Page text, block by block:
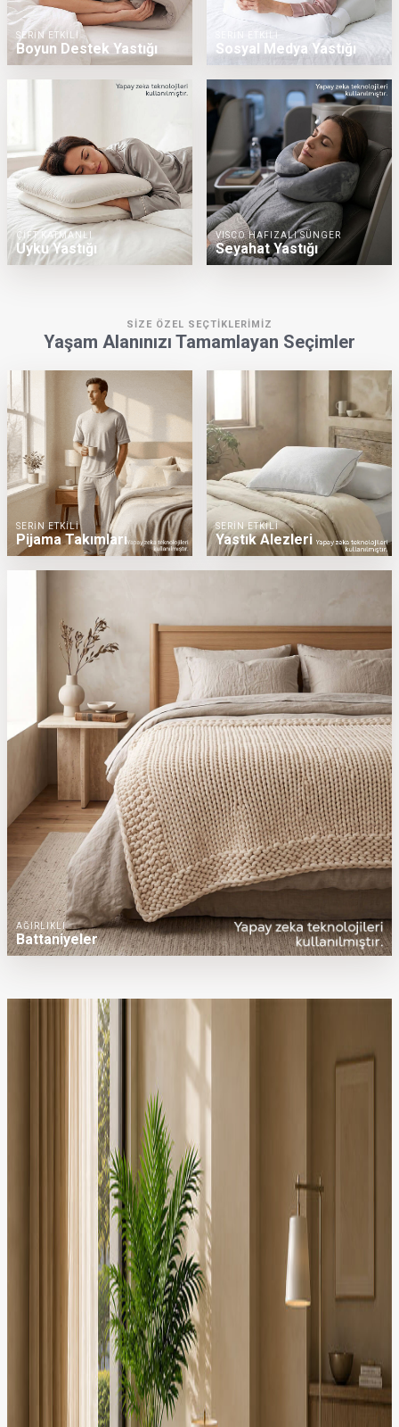
SERİN ETKİLİ
Boyun Destek Yastığı Sosyal Medya Yastığı
ÇİFT KATMANLI
Uyku Yastığı
VISCO HAFIZALI SÜNGER
Seyahat Yastığı
SİZE ÖZEL SEÇTİKLERİMİZ
Yaşam Alanınızı Tamamlayan Seçimler
SERİN ETKİLİ
Pijama Takımları
SERİN ETKİLİ
Yastık Alezleri
AĞIRLIKLI
Battaniyeler